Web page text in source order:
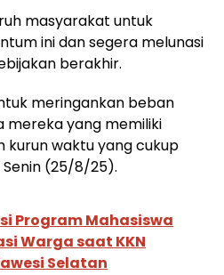
masyarakat untuk
ini dan segera melunasi
berakhir.
meringankan beban
mereka yang memiliki
kurun waktu yang cukup
Senin (25/8/25).
Program Mahasiswa
Warga saat KKN
Selatan